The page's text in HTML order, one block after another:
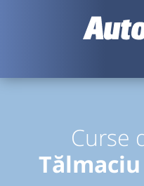
Curse